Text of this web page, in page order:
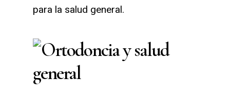
para la salud general.